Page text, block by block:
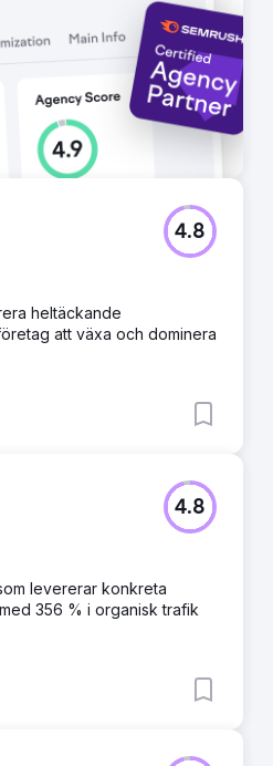
4.8
heltäckande
att växa och dominera
4.8
levererar konkreta
356 % i organisk trafik